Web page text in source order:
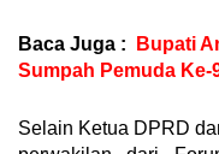
Baca Juga :
Bupati
Sumpah Pemuda Ke-
Selain Ketua DPRD